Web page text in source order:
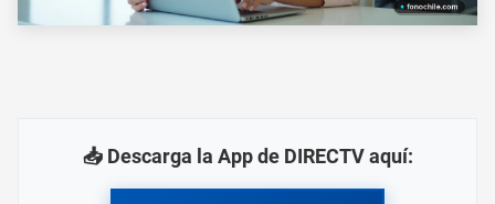
📥 Descarga la App de DIRECTV aquí: